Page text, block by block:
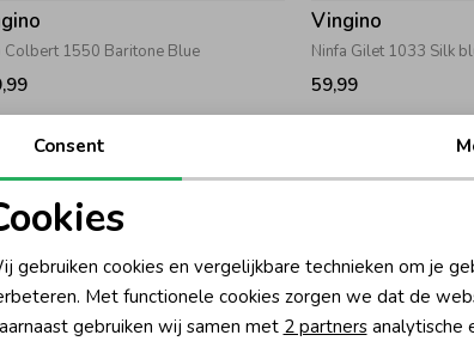
Colbert 1550 Baritone Blue
Vingino
Ninfa Gilet 1033 Silk
59,99
Noodzakelijke cookies
Analytische cookies Marketing
Consent
gebruiken cookies en vergelijkbare technieken om je
Met functionele cookies zorgen we dat de
gebruiken wij samen met 2 partnersanalytische